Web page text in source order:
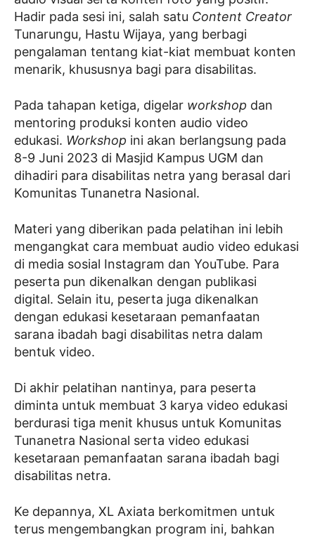
Hadir pada sesi ini, salah satu Content Creator
Tunarungu, Hastu Wijaya, yang berbagi
pengalaman tentang kiat-kiat membuat konten
menarik, khususnya bagi para disabilitas.
Pada tahapan ketiga, digelar workshop dan
mentoring produksi konten audio video
edukasi. Workshop ini akan berlangsung pada
8-9 Juni 2023 di Masjid Kampus UGM dan
dihadiri para disabilitas netra yang berasal dari
Komunitas Tunanetra Nasional.
Materi yang diberikan pada pelatihan ini lebih
mengangkat cara membuat audio video edukasi
di media sosial Instagram dan YouTube. Para
peserta pun dikenalkan dengan publikasi
digital. Selain itu, peserta juga dikenalkan
dengan edukasi kesetaraan pemanfaatan
sarana ibadah bagi disabilitas netra dalam
bentuk video.
Di akhir pelatihan nantinya, para peserta
diminta untuk membuat 3 karya video edukasi
berdurasi tiga menit khusus untuk Komunitas
Tunanetra Nasional serta video edukasi
kesetaraan pemanfaatan sarana ibadah bagi
disabilitas netra.
Ke depannya, XL Axiata berkomitmen untuk
terus mengembangkan program ini, bahkan